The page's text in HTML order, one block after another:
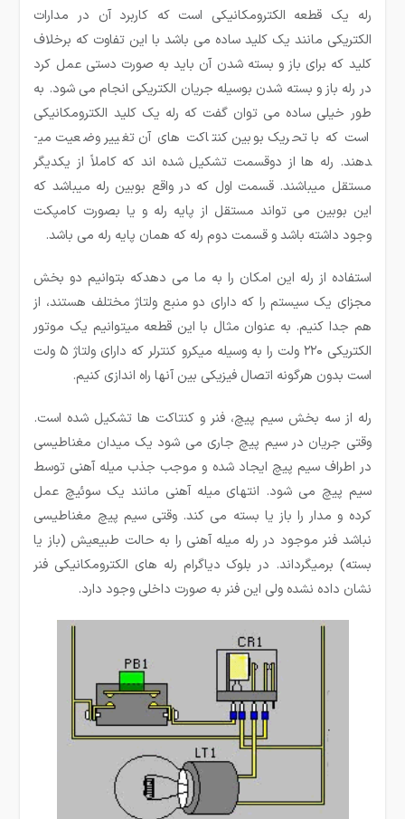
رله یک قطعه الکترومکانیکی است که کاربرد آن در مدارات
الکتریکی مانند یک کلید ساده می باشد با این تفاوت که برخلاف
کلید که برای باز و بسته شدن آن باید به صورت دستی عمل کرد
در رله باز و بسته شدن بوسیله جریان الکتریکی انجام می شود. به
طور خیلی ساده می ­توان گفت که رله یک کلید الکترومکانیکی
است که با تحریک بوبین کنتاکت های آن تغییر وضعیت می­
دهند. رله ها از دوقسمت تشکیل شده ­اند که کاملاً از یکدیگر
مستقل می­باشند. قسمت اول که در واقع بوبین رله می­باشد که
این بوبین می تواند مستقل از پایه رله و یا بصورت کامپکت
وجود داشته باشد و قسمت دوم رله که همان پایه رله می ­باشد.
استفاده از رله این امکان را به ما می دهدکه بتوانیم دو بخش
مجزای یک سیستم را که دارای دو منبع ولتاژ مختلف هستند، از
هم جدا کنیم. به عنوان مثال با این قطعه میتوانیم یک موتور
الکتریکی ۲۲۰ ولت را به وسیله میکرو کنترلر که دارای ولتاژ ۵ ولت
است بدون هرگونه اتصال فیزیکی بین آنها راه اندازی کنیم.
رله از سه بخش سیم پیچ، فنر و کنتاکت ها تشکیل شده است.
وقتی جریان در سیم پیچ جاری می شود یک میدان مغناطیسی
در اطراف سیم پیچ ایجاد شده و موجب جذب میله آهنی توسط
سیم پیچ می شود. انتهای میله آهنی مانند یک سوئیچ عمل
کرده و مدار را باز یا بسته می کند. وقتی سیم پیچ مغناطیسی
نباشد فنر موجود در رله میله آهنی را به حالت طبیعیش (باز یا
بسته) برمیگرداند. در بلوک دیاگرام رله های الکترومکانیکی فنر
نشان داده نشده ولی این فنر به صورت داخلی وجود دارد.